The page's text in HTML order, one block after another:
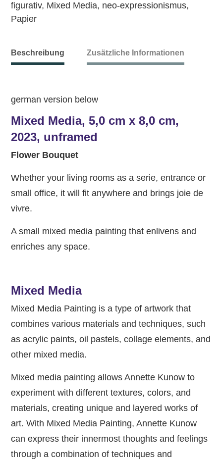
figurativ, Mixed Media, neo-expressionismus,
Papier
Beschreibung Zusätzliche Informationen
german version below
Mixed Media, 5,0 cm x 8,0 cm,
2023, unframed
Flower Bouquet
Whether your living rooms as a serie, entrance or
small office, it will fit anywhere and brings joie de
vivre.
A small mixed media painting that enlivens and
enriches any space.
Mixed Media
Mixed Media Painting is a type of artwork that
combines various materials and techniques, such
as acrylic paints, oil pastels, collage elements, and
other mixed media.
Mixed media painting allows Annette Kunow to
experiment with different textures, colors, and
materials, creating unique and layered works of
art. With Mixed Media Painting, Annette Kunow
can express their innermost thoughts and feelings
through a combination of techniques and